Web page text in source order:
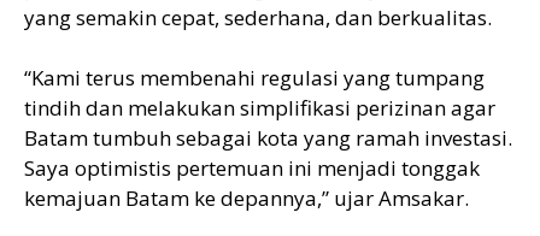
yang semakin cepat, sederhana, dan berkualitas.
“Kami terus membenahi regulasi yang tumpang
tindih dan melakukan simplifikasi perizinan agar
Batam tumbuh sebagai kota yang ramah investasi.
Saya optimistis pertemuan ini menjadi tonggak
kemajuan Batam ke depannya,” ujar Amsakar.